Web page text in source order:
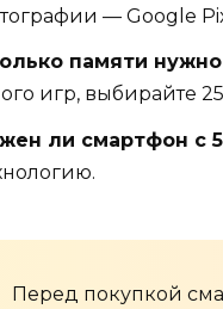
— Google
памяти
игр, выбирайте
ли смартфон с
Перед покупкой